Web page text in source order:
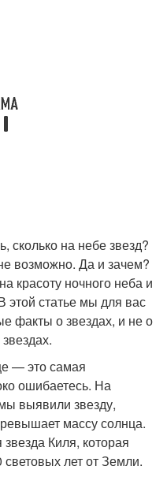
сколько на небе звезд?
возможно. Да и зачем?
красоту ночного неба и
этой статье мы для вас
факты о звездах, и не о
— это самая
ошибаетесь. На
выявили звезду,
массу солнца.
Киля, которая
лет от Земли.